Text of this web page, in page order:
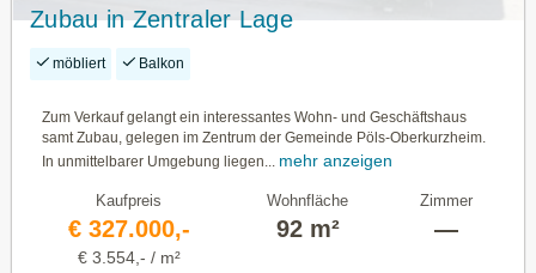
Zubau in Zentraler Lage
möbliert Balkon
Zum Verkauf gelangt ein interessantes Wohn- und Geschäftshaus
samt Zubau, gelegen im Zentrum der Gemeinde Pöls-Oberkurzheim.
In unmittelbarer Umgebung liegen...
mehr anzeigen
Kaufpreis
€ 327.000,-
€ 3.554,- / m²
Wohnfläche
92 m²
Zimmer
—